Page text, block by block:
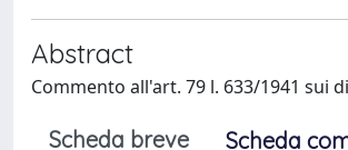
Abstract
Commento all'art. 79 l. 633/1941 sui
Scheda breve Scheda